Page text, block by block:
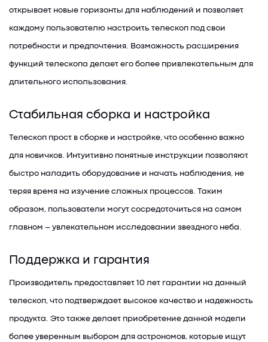
открывает новые горизонты для наблюдений и позволяет
каждому пользователю настроить телескоп под свои
потребности и предпочтения. Возможность расширения
функций телескопа делает его более привлекательным для
длительного использования.
Стабильная сборка и настройка
Телескоп прост в сборке и настройке, что особенно важно
для новичков. Интуитивно понятные инструкции позволяют
быстро наладить оборудование и начать наблюдения, не
теряя время на изучение сложных процессов. Таким
образом, пользователи могут сосредоточиться на самом
главном – увлекательном исследовании звездного неба.
Поддержка и гарантия
Производитель предоставляет 10 лет гарантии на данный
телескоп, что подтверждает высокое качество и надежность
продукта. Это также делает приобретение данной модели
более уверенным выбором для астрономов, которые ищут